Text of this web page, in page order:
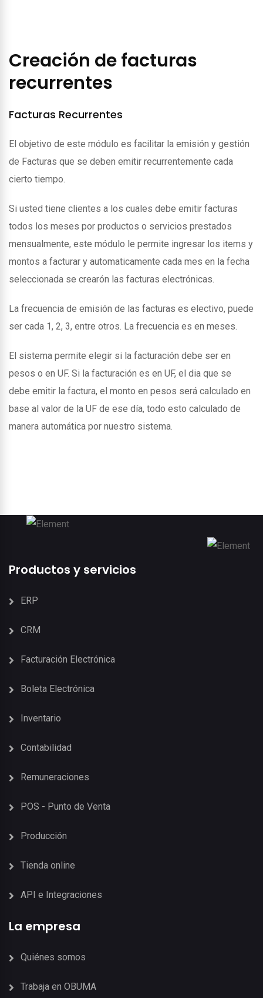
Creación de facturas
recurrentes
Facturas Recurrentes
El objetivo de este módulo es facilitar la emisión y gestión
de Facturas que se deben emitir recurrentemente cada
cierto tiempo.
Si usted tiene clientes a los cuales debe emitir facturas
todos los meses por productos o servicios prestados
mensualmente, este módulo le permite ingresar los items y
montos a facturar y automaticamente cada mes en la fecha
seleccionada se crearón las facturas electrónicas.
La frecuencia de emisión de las facturas es electivo, puede
ser cada 1, 2, 3, entre otros. La frecuencia es en meses.
El sistema permite elegir si la facturación debe ser en
pesos o en UF. Si la facturación es en UF, el dia que se
debe emitir la factura, el monto en pesos será calculado en
base al valor de la UF de ese día, todo esto calculado de
manera automática por nuestro sistema.
Productos y servicios
ERP
CRM
Facturación Electrónica
Boleta Electrónica
Inventario
Contabilidad
Remuneraciones
POS - Punto de Venta
Producción
Tienda online
API e Integraciones
La empresa
Quiénes somos
Trabaja en OBUMA